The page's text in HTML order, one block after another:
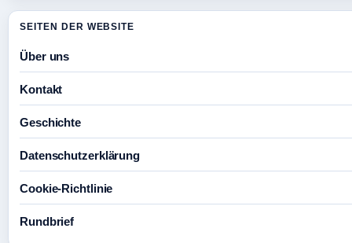
SEITEN DER WEBSITE
Über uns
Kontakt
Geschichte
Datenschutzerklärung
Cookie-Richtlinie
Rundbrief